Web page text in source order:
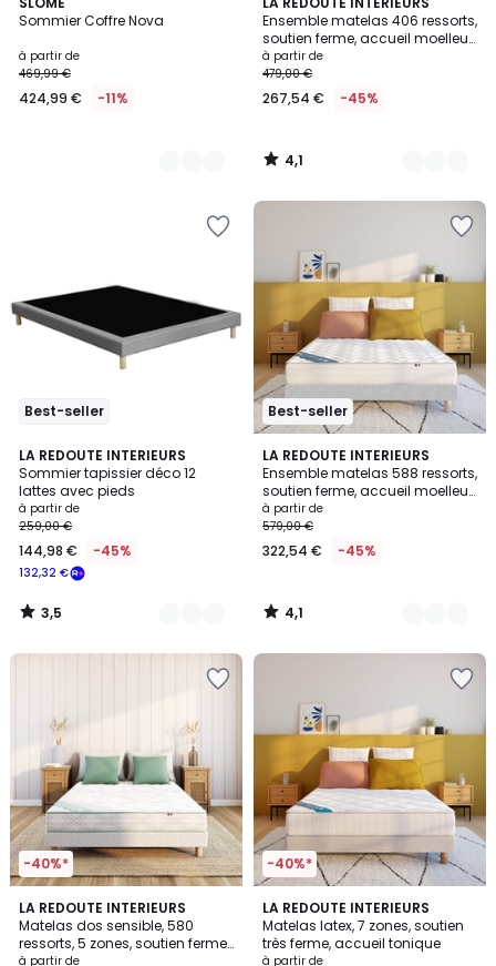
Sommier Coffre Nova
à partir de
469,99 €
424,99 € -11%
3
Couleurs
Ensemble matelas 406 ressorts,
soutien ferme, accueil moelleux
et sommier
à partir de
479,00 €
267,54 € -45%
/ 5
2
Couleurs
4,1
/
Best-seller
LA REDOUTE INTERIEURS
Sommier tapissier déco 12
lattes avec pieds
à partir de
132,32 €
259,00 €
144,98 € -45%
3,5
/ 5
5
Couleurs
3,5
/
Best-seller
LA REDOUTE INTERIEURS
Ensemble matelas 588 ressorts,
soutien ferme, accueil moelleux
et sommier
à partir de
579,00 €
322,54 € -45%
4,1
/ 5
2
Couleurs
4,1
/
-40%*
LA REDOUTE INTERIEURS
Matelas dos sensible, 580
ressorts, 5 zones, soutien ferme,
accueil moelleux
à partir de
4,1
/ 5
-40%*
LA REDOUTE INTERIEURS
Matelas latex, 7 zones, soutien
très ferme, accueil tonique
à partir de
3,8
/ 5